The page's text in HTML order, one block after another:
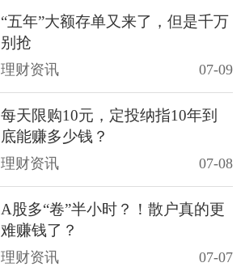
“五年”大额存单又来了，但是千万
别抢
理财资讯 07-09
每天限购10元，定投纳指10年到
底能赚多少钱？
理财资讯 07-08
A股多“卷”半小时？！散户真的更
难赚钱了？
理财资讯 07-07